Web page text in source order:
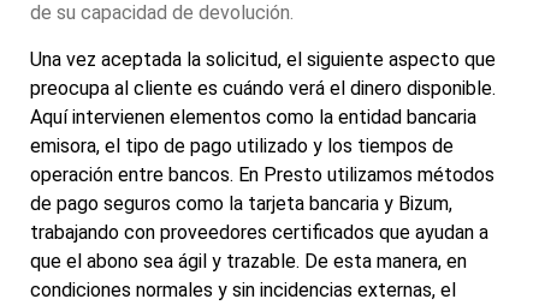
de su capacidad de devolución.
Una vez aceptada la solicitud, el siguiente aspecto que
preocupa al cliente es cuándo verá el dinero disponible.
Aquí intervienen elementos como la entidad bancaria
emisora, el tipo de pago utilizado y los tiempos de
operación entre bancos. En Presto utilizamos métodos
de pago seguros como la tarjeta bancaria y Bizum,
trabajando con proveedores certificados que ayudan a
que el abono sea ágil y trazable. De esta manera, en
condiciones normales y sin incidencias externas, el